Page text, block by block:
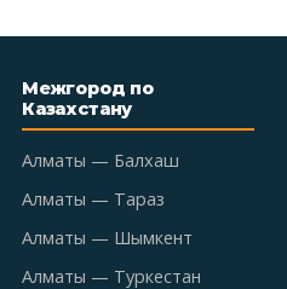
Межгород по
Казахстану
Алматы — Балхаш
Алматы — Тараз
Алматы — Шымкент
Алматы — Туркестан